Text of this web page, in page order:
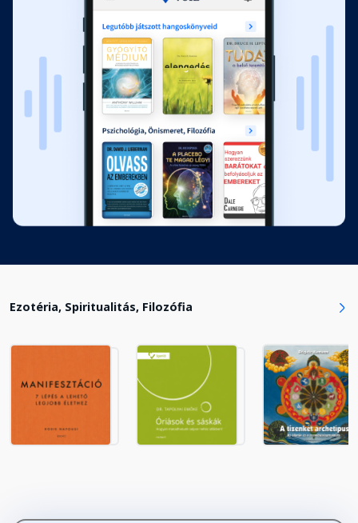
Ezotéria, Spiritualitás, Filozófia